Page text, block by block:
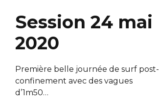
Session 24 mai
2020
Première belle journée de surf post-
confinement avec des vagues
d’1m50…